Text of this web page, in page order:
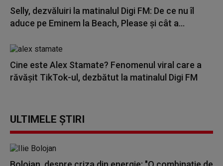
Selly, dezvăluiri la matinalul Digi FM: De ce nu îl
aduce pe Eminem la Beach, Please și cât a...
Cine este Alex Stamate? Fenomenul viral care a
răvășit TikTok-ul, dezbătut la matinalul Digi FM
ULTIMELE ȘTIRI